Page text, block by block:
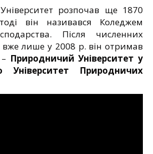
розпочав ще 1870
він називався Коледжем
Після численних
вже лише у 2008 р. він отримав
Природничий Університет у
Університет Природничих